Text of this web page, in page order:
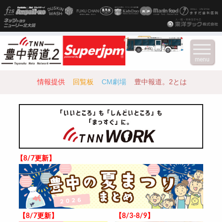
情報提供 回覧板 CM劇場 豊中報道。2とは
【8/7更新】
【8/7更新】 【8/3-8/9】
menu